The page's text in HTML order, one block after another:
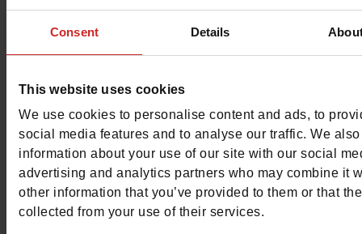
Consent Details
This website uses cookies
We use cookies to personalise content and ads, to
social media features and to analyse our traffic. We
information about your use of our site with our social
advertising and analytics partners who may combine it
other information that you’ve provided to them or that
collected from your use of their services.
reizen en wandelen houdt!
In de rekken van onzeManiet! Luxus winkelsvind je
verschillende kleuren, maar ook sneakers en sandalen.